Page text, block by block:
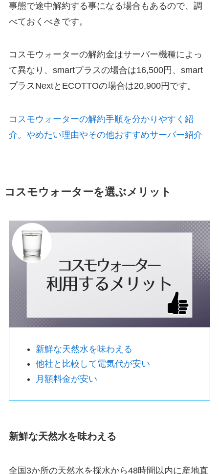
事態で途中解約する事になる場合もあるので、調
べておくべきです。
コスモウォーターの解約金はサーバー機種によっ
て異なり、 smartプラスの場合は16,500円、smart
プラスNextとECOTTOの場合は20,900円 です。
コスモウォーターの解約手順を分かりやすく紹
介。やめたい理由やその他おすすめサーバー紹介
コスモウォーターを選ぶメリット
新鮮な天然水を味わえる
他社と比較して電気代が安い
月額料金が安い
新鮮な天然水を味わえる
全国3か所の天然水を採水から48時間以内に産地直